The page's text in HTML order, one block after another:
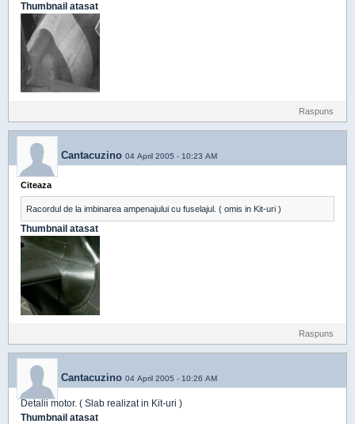
Thumbnail atasat
Raspuns
Cantacuzino 04 April 2005 - 10:23 AM
Citeaza
Racordul de la imbinarea ampenajului cu fuselajul. ( omis in Kit-uri )
Thumbnail atasat
Raspuns
Cantacuzino 04 April 2005 - 10:26 AM
Detalii motor. ( Slab realizat in Kit-uri )
Thumbnail atasat